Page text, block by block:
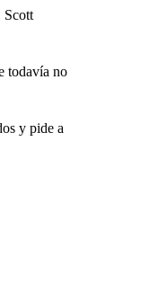
Scott
todavía no
y pide a